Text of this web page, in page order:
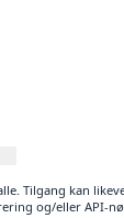
Tilgang kan
og/eller API-